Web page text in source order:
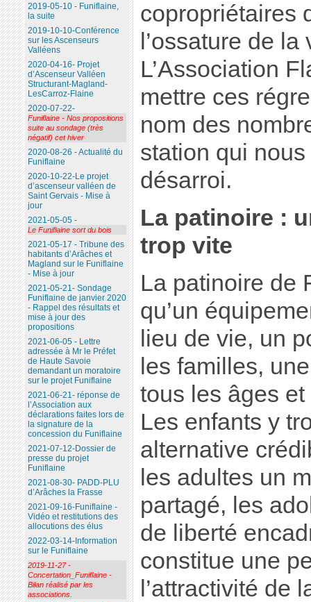
copropriétaires
l’ossature de
L’Association
mettre ces
nom des
station qui
désarroi.
La patinoire :
trop vite
La patinoire de
qu’un
lieu de vie, un
les familles,
tous les âges
Les enfants y
alternative
les adultes un
partagé, les
de liberté
constitue une
l’attractivité de
2019-05-10 - Funiflaine,
la suite
2019-10-10-Conférence
sur les Ascenseurs
Valléens
2020-04-16- Projet
d’Ascenseur Valléen
Structurant-Magland-
LesCarroz-Flaine
2020-07-22-
Funiflaine - Nos propositions
suite au sondage (très
négatif) cet hiver
2020-08-26 - Actualité du
Funiflaine
2020-10-22-Le projet
d’ascenseur valléen de
Saint Gervais - Mise à
jour
2021-05-05 -
Le Funiflaine sort du bois
2021-05-17 - Tribune des
habitants d’Arâches et
Magland sur le Funiflaine
- Mise à jour
2021-05-21- Sondage
Funiflaine de janvier 2020
- Rappel des résultats et
mise à jour des
propositions
2021-06-05 - Lettre
adressée à Mr le Préfet
de Haute Savoie
demandant un moratoire
sur le projet Funiflaine
2021-06-21- réponse de
l’Association aux
déclarations faites lors de
la signature de la
concession du Funiflaine
2021-07-12-Dossier de
presse du projet
Funiflaine
2021-08-30- PADD-PLU
d’Arâches la Frasse
2021-09-16-Funiflaine -
Vidéo et restitutions des
allocutions des élus
2022-03-14-Information
sur le Funiflaine
2019-11-27 -
Concertation_Funiflaine -
Bilan réalisé par les
associations.